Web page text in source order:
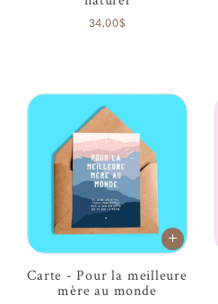
34,00$
Carte - Pour la meilleure
mère au monde